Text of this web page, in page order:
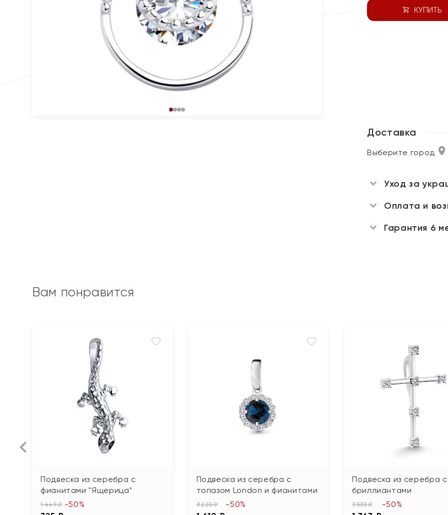
КУПИТЬ
Доставка
Выберите город
Уход за
Оплата и
Гарантия 6
Вам понравится
Подвеска из серебра с
фианитами "Ящерица"
1 449 ₽ -50%
Подвеска из серебра с
топазом London и фианитами
3 220 ₽ -50%
Подвеска из серебра с
бриллиантами
3 533 ₽ -50%